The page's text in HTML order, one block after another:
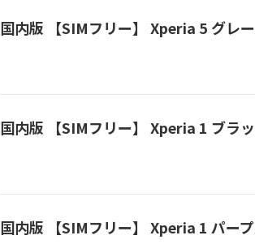
国内版 【SIMフリー】 Xperia 5 グレ
国内版 【SIMフリー】 Xperia 1 ブラ
国内版 【SIMフリー】 Xperia 1 パー